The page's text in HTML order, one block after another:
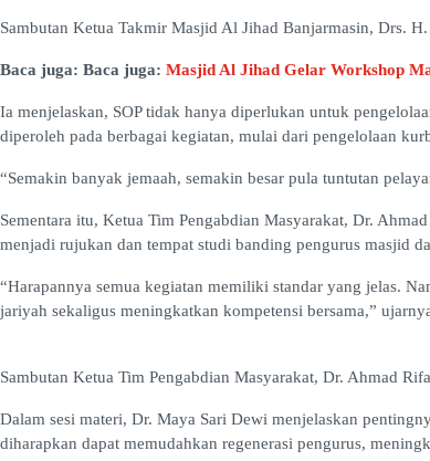
Sambutan Ketua Takmir Masjid Al Jihad Banjarmasin, Drs.
Baca juga: Baca juga: Masjid Al Jihad Gelar Workshop
Ia menjelaskan, SOP tidak hanya diperlukan untuk
diperoleh pada berbagai kegiatan, mulai dari pengelolaan
“Semakin banyak jemaah, semakin besar pula tuntutan
Sementara itu, Ketua Tim Pengabdian Masyarakat, Dr.
menjadi rujukan dan tempat studi banding pengurus masjid
“Harapannya semua kegiatan memiliki standar yang jelas.
jariyah sekaligus meningkatkan kompetensi bersama,”
Sambutan Ketua Tim Pengabdian Masyarakat, Dr. Ahmad
Dalam sesi materi, Dr. Maya Sari Dewi menjelaskan
diharapkan dapat memudahkan regenerasi pengurus,